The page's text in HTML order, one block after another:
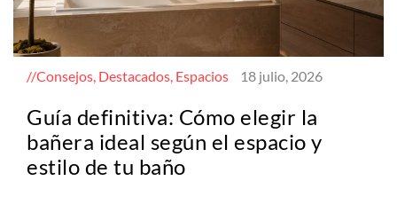
Consejos, Destacados, Espacios 18 julio, 2026
Guía definitiva: Cómo elegir la
bañera ideal según el espacio y
estilo de tu baño